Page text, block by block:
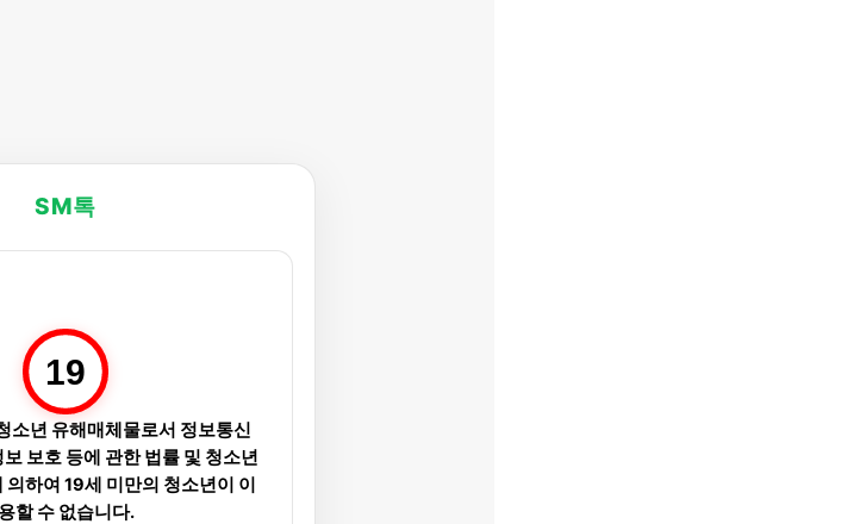
SM톡
19
소년 유해매체물로서 정보통신
보호 등에 관한 법률 및 청소년
의하여 19세 미만의 청소년이 이
용할 수 없습니다.